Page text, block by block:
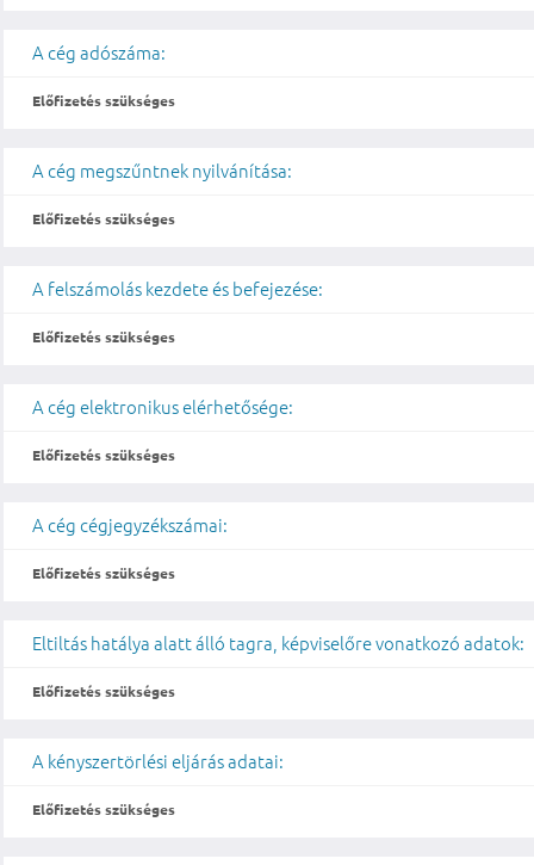
A cég adószáma:
Előfizetés szükséges
A cég megszűntnek nyilvánítása:
Előfizetés szükséges
A felszámolás kezdete és befejezése:
Előfizetés szükséges
A cég elektronikus elérhetősége:
Előfizetés szükséges
A cég cégjegyzékszámai:
Előfizetés szükséges
Eltiltás hatálya alatt álló tagra, képviselőre vonatkozó adatok:
Előfizetés szükséges
A kényszertörlési eljárás adatai:
Előfizetés szükséges